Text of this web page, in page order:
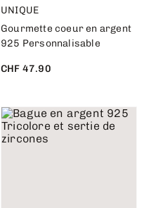
UNIQUE
Gourmette coeur en argent
925 Personnalisable
CHF 47.90